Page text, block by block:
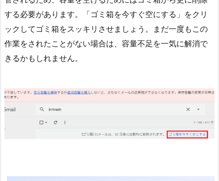
する必要があります。「ゴミ箱を今すぐ空にする」をクリ
ックしてゴミ箱をスッキリさせましょう。まだ一度もこの
作業をされたことがない場合は、容量不足を一気に解消で
きるかもしれません。